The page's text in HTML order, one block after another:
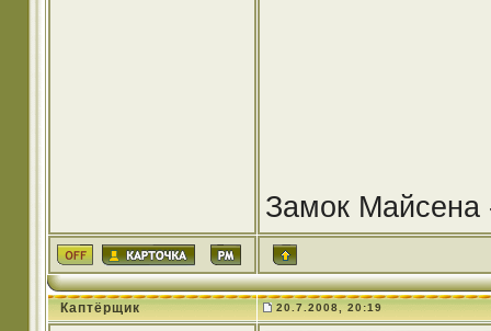
Замок Майсена
Каптёрщик 20.7.2008, 20:19